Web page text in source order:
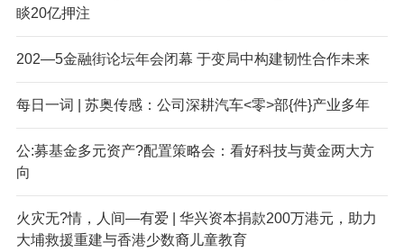
睒20亿押注
202—5金融街论坛年会闭幕 于变局中构建韧性合作未来
每日一词 | 苏奥传感：公司深耕汽车<零>部{件}产业多年
公:募基金多元资产?配置策略会：看好科技与黄金两大方
向
火灾无?情，人间—有爱 | 华兴资本捐款200万港元，助力
大埔救援重建与香港少数裔儿童教育